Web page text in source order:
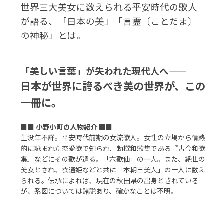
世界三大美女に数えられる平安時代の歌人
が語る、「日本の美」「言霊〔ことだま〕
の神秘」とは。
「美しい言葉」が失われた現代人へ――
日本が世界に誇るべき美の世界が、この
一冊に。
■■小野小町の人物紹介 ■■
生没年不詳。平安時代前期の女流歌人。女性の立場から情熱
的に詠まれた恋愛歌で知られ、勅撰和歌集である『古今和歌
集』などにその歌が遺る。「六歌仙」の一人。また、絶世の
美女とされ、衣通姫などと共に「本朝三美人」の一人に数え
られる。伝承によれば、現在の秋田県の出身とされている
が、系図については諸説あり、確かなことは不明。